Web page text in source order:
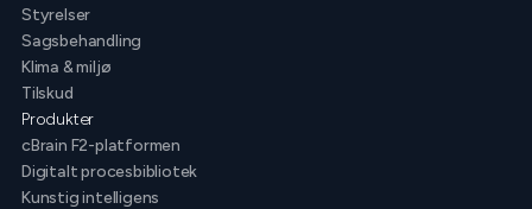
Styrelser
Sagsbehandling
Klima & miljø
Tilskud
Produkter
cBrain F2-platformen
Digitalt procesbibliotek
Kunstig intelligens